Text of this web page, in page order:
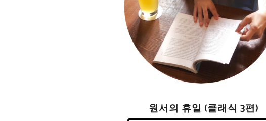
원서의 휴일 (클래식 3편)